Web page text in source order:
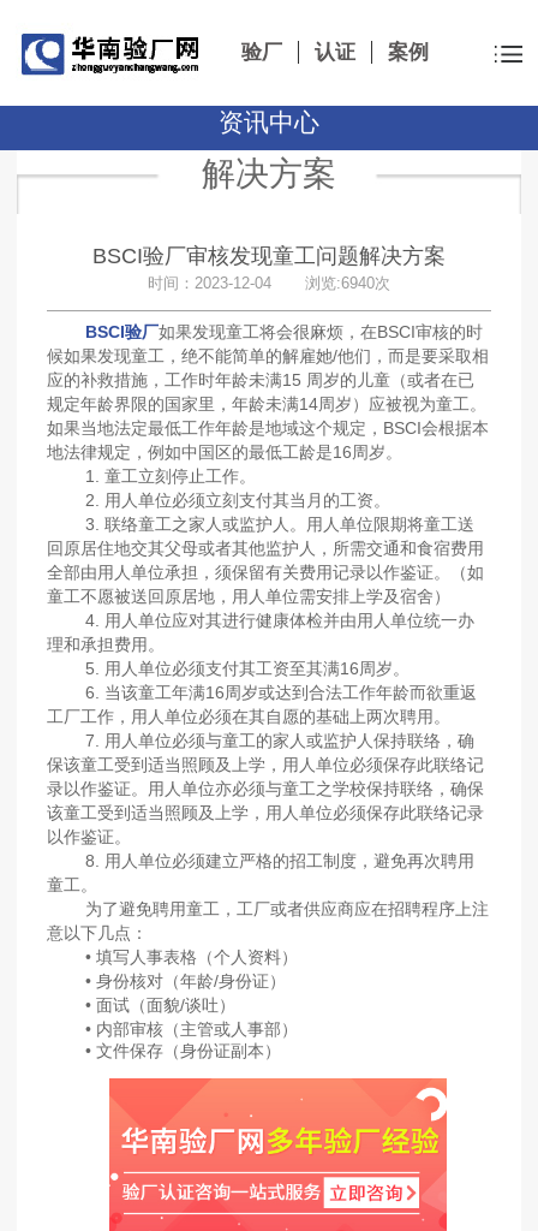
验厂 认证 案例
资讯中心
解决方案
BSCI验厂审核发现童工问题解决方案
时间：2023-12-04 浏览:6940次
BSCI验厂如果发现童工将会很麻烦，在BSCI审核的时
候如果发现童工，绝不能简单的解雇她/他们，而是要采取相
应的补救措施，工作时年龄未满15 周岁的儿童（或者在已
规定年龄界限的国家里，年龄未满14周岁）应被视为童工。
如果当地法定最低工作年龄是地域这个规定，BSCI会根据本
地法律规定，例如中国区的最低工龄是16周岁。
1. 童工立刻停止工作。
2. 用人单位必须立刻支付其当月的工资。
3. 联络童工之家人或监护人。用人单位限期将童工送
回原居住地交其父母或者其他监护人，所需交通和食宿费用
全部由用人单位承担，须保留有关费用记录以作鉴证。（如
童工不愿被送回原居地，用人单位需安排上学及宿舍）
4. 用人单位应对其进行健康体检并由用人单位统一办
理和承担费用。
5. 用人单位必须支付其工资至其满16周岁。
6. 当该童工年满16周岁或达到合法工作年龄而欲重返
工厂工作，用人单位必须在其自愿的基础上两次聘用。
7. 用人单位必须与童工的家人或监护人保持联络，确
保该童工受到适当照顾及上学，用人单位必须保存此联络记
录以作鉴证。用人单位亦必须与童工之学校保持联络，确保
该童工受到适当照顾及上学，用人单位必须保存此联络记录
以作鉴证。
8. 用人单位必须建立严格的招工制度，避免再次聘用
童工。
为了避免聘用童工，工厂或者供应商应在招聘程序上注
意以下几点：
• 填写人事表格（个人资料）
• 身份核对（年龄/身份证）
• 面试（面貌/谈吐）
• 内部审核（主管或人事部）
• 文件保存（身份证副本）